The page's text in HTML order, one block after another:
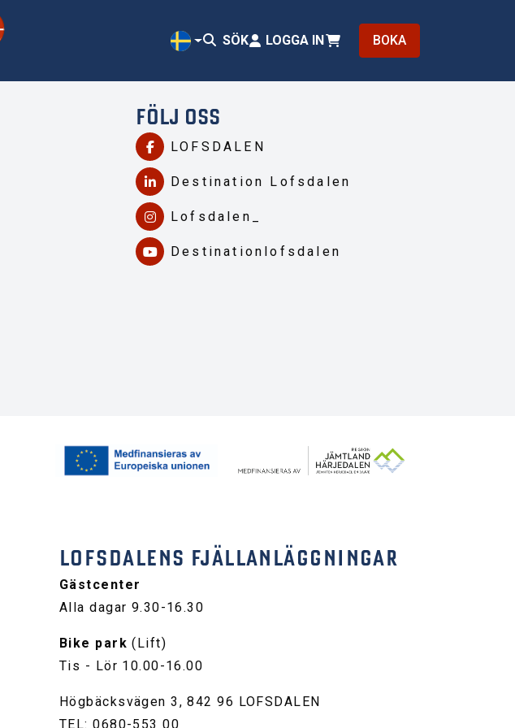
SÖK LOGGA IN BOKA
FÖLJ OSS
LOFSDALEN
Destination Lofsdalen
Lofsdalen_
Destinationlofsdalen
LOFSDALENS FJÄLLANLÄGGNINGAR
Gästcenter
Alla dagar 9.30-16.30
Bike park (Lift)
Tis - Lör 10.00-16.00
Högbäcksvägen 3, 842 96 LOFSDALEN
TEL: 0680-553 00